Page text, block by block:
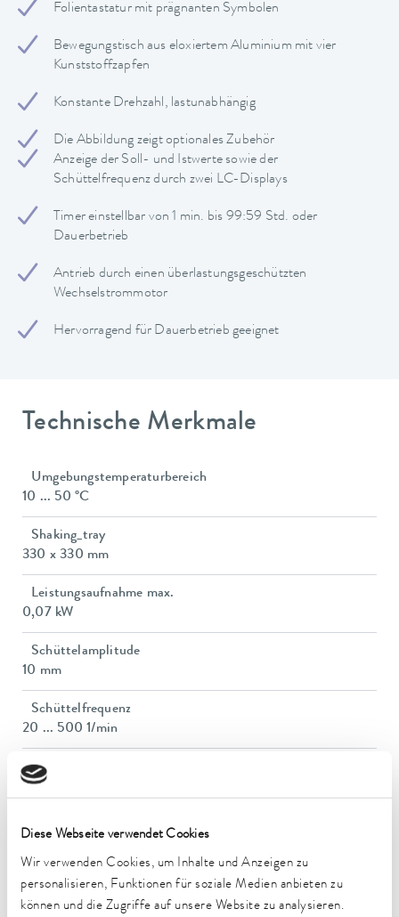
Diese Webseite verwendet Cookies
Wir verwenden Cookies, um Inhalte und Anzeigen zu
personalisieren, Funktionen für soziale Medien anbieten zu
können und die Zugriffe auf unsere Website zu analysieren.
Folientastatur mit prägnanten Symbolen
Bewegungstisch aus eloxiertem Aluminium mit vier
Kunststoffzapfen
Konstante Drehzahl, lastunabhängig
Die Abbildung zeigt optionales Zubehör
Anzeige der Soll- und Istwerte sowie der
Schüttelfrequenz durch zwei LC-Displays
Timer einstellbar von 1 min. bis 99:59 Std. oder
Dauerbetrieb
Antrieb durch einen überlastungsgeschützten
Wechselstrommotor
Hervorragend für Dauerbetrieb geeignet
Technische Merkmale
Umgebungstemperaturbereich
10 ... 50 °C
Shaking_tray
330 x 330 mm
Leistungsaufnahme max.
0,07 kW
Schüttelamplitude
10 mm
Schüttelfrequenz
20 ... 500 1/min
Lastaufnahme max.
8 kg
Abmessungen (BxTxH)
Gewicht
11 kg